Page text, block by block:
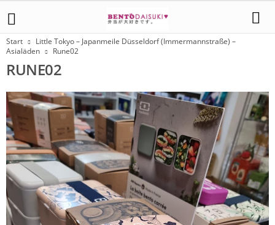
Start
Little Tokyo – Japanmeile Düsseldorf (Immermannstraße) –
Asialäden
Rune02
RUNE02